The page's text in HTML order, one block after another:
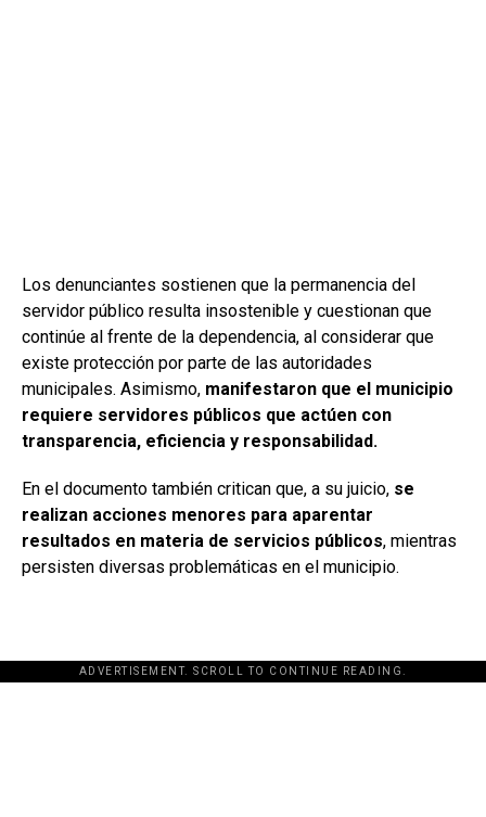
Los denunciantes sostienen que la permanencia del
servidor público resulta insostenible y cuestionan que
continúe al frente de la dependencia, al considerar que
existe protección por parte de las autoridades
municipales. Asimismo, manifestaron que el municipio
requiere servidores públicos que actúen con
transparencia, eficiencia y responsabilidad.
En el documento también critican que, a su juicio, se
realizan acciones menores para aparentar
resultados en materia de servicios públicos, mientras
persisten diversas problemáticas en el municipio.
ADVERTISEMENT. SCROLL TO CONTINUE READING.
[adsforwp id="243463"]